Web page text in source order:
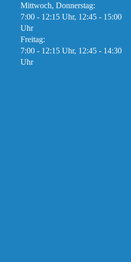
Mittwoch, Donnerstag:
7:00 - 12:15 Uhr, 12:45 - 15:00
Uhr
Freitag:
7:00 - 12:15 Uhr, 12:45 - 14:30
Uhr